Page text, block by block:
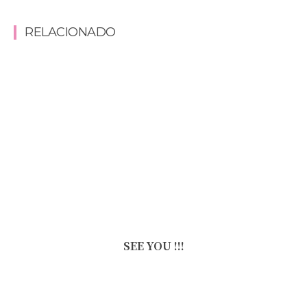
RELACIONADO
SEE YOU !!!